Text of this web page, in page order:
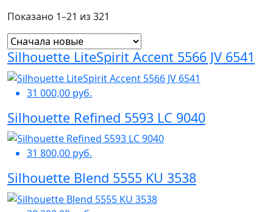
Показано 1–21 из 321
Silhouette LiteSpirit Accent 5566 JV 6541
31 000,00 руб.
Silhouette Refined 5593 LC 9040
31 800,00 руб.
Silhouette Blend 5555 KU 3538